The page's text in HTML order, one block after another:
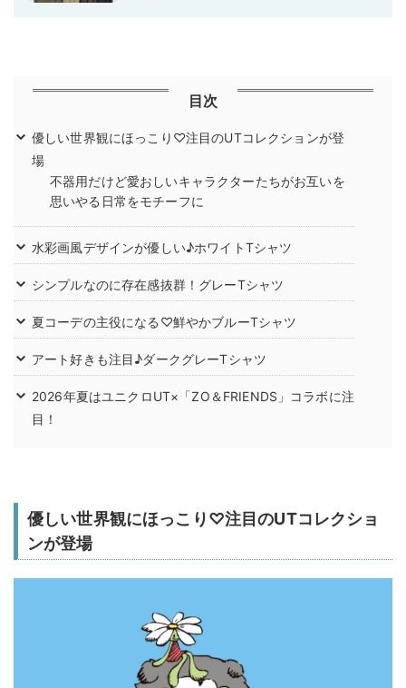
目次
優しい世界観にほっこり♡注目のUTコレクションが登
場
不器用だけど愛おしいキャラクターたちがお互いを
思いやる日常をモチーフに
水彩画風デザインが優しい♪ホワイトTシャツ
シンプルなのに存在感抜群！グレーTシャツ
夏コーデの主役になる♡鮮やかブルーTシャツ
アート好きも注目♪ダークグレーTシャツ
2026年夏はユニクロUT×「ZO＆FRIENDS」コラボに注
目！
優しい世界観にほっこり♡注目のUTコレクショ
ンが登場